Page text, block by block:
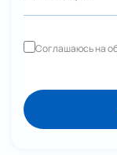
Соглашаюсь на